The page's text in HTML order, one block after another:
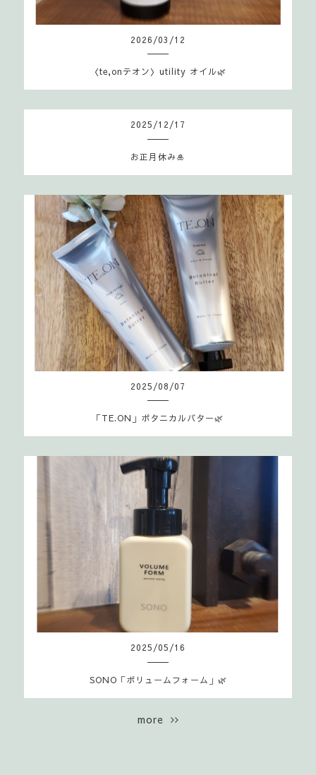
2026/03 /12
〈te,onテオン〉utility オイル🌿
2025/12/17
お正月休み🎍
2025/08/07
「TE.ON」ボタニカルバター🌿
2025/05/16
SONO「ボリュームフォーム」🌿
more